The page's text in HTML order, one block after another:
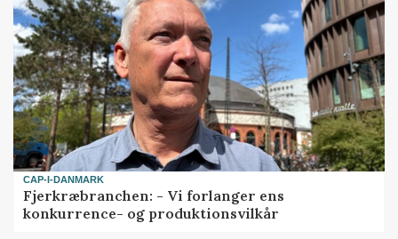
CAP-I-DANMARK
Fjerkræbranchen: - Vi forlanger ens
konkurrence- og produktionsvilkår